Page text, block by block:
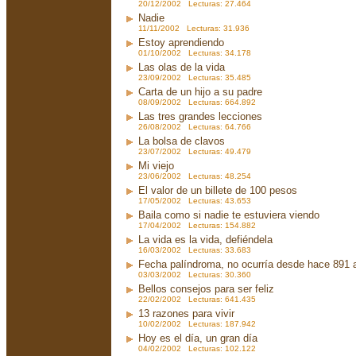
20/12/2002 Lecturas: 27.464
Nadie
11/11/2002 Lecturas: 31.936
Estoy aprendiendo
01/10/2002 Lecturas: 34.178
Las olas de la vida
23/09/2002 Lecturas: 35.485
Carta de un hijo a su padre
08/09/2002 Lecturas: 664.892
Las tres grandes lecciones
26/08/2002 Lecturas: 64.766
La bolsa de clavos
23/07/2002 Lecturas: 49.479
Mi viejo
23/06/2002 Lecturas: 48.254
El valor de un billete de 100 pesos
17/05/2002 Lecturas: 43.653
Baila como si nadie te estuviera viendo
17/04/2002 Lecturas: 154.882
La vida es la vida, defiéndela
16/03/2002 Lecturas: 33.683
Fecha palíndroma, no ocurría desde hace 891
03/03/2002 Lecturas: 30.360
Bellos consejos para ser feliz
22/02/2002 Lecturas: 641.435
13 razones para vivir
10/02/2002 Lecturas: 187.942
Hoy es el día, un gran día
04/02/2002 Lecturas: 102.122